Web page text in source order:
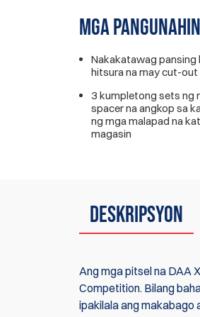
MGA
Nakakatawag pansing
hitsura na may cut-out
3 kumpletong sets ng
spacer na angkop sa
ng mga malapad na
magasin
Deskripsyon
Ang mga pitsel na DAA
Competition. Bilang
ipakilala ang makabago